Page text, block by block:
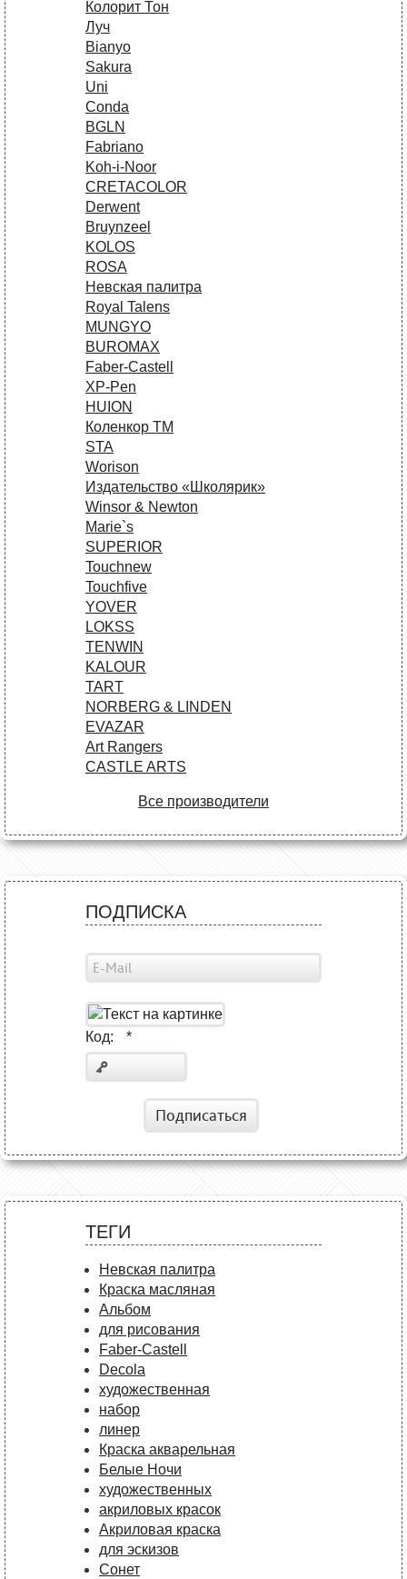
Колорит Тон
Луч
Bianyo
Sakura
Uni
Conda
BGLN
Fabriano
Koh-i-Noor
CRETACOLOR
Derwent
Bruynzeel
KOLOS
ROSA
Невская палитра
Royal Talens
MUNGYO
BUROMAX
Faber-Castell
XP-Pen
HUION
Коленкор ТМ
STA
Worison
Издательство «Школярик»
Winsor & Newton
Marie`s
SUPERIOR
Touchnew
Touchfive
YOVER
LOKSS
TENWIN
KALOUR
TART
NORBERG & LINDEN
EVAZAR
Art Rangers
CASTLE ARTS
Все производители
ПОДПИСКА
Код: *
Подписаться
ТЕГИ
Невская палитра
Краска масляная
Альбом
для рисования
Faber-Castell
Decola
художественная
набор
линер
Краска акварельная
Белые Ночи
художественных
акриловых красок
Акриловая краска
для эскизов
Сонет